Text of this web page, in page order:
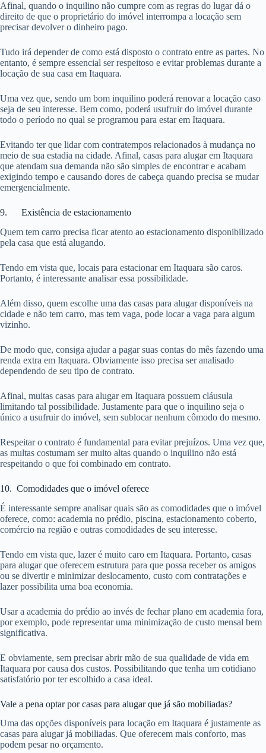
Afinal, quando o inquilino não cumpre com as regras do lugar dá o
direito de que o proprietário do imóvel interrompa a locação sem
precisar devolver o dinheiro pago.
Tudo irá depender de como está disposto o contrato entre as partes. No
entanto, é sempre essencial ser respeitoso e evitar problemas durante a
locação de sua casa em Itaquara.
Uma vez que, sendo um bom inquilino poderá renovar a locação caso
seja de seu interesse. Bem como, poderá usufruir do imóvel durante
todo o período no qual se programou para estar em Itaquara.
Evitando ter que lidar com contratempos relacionados à mudança no
meio de sua estadia na cidade. Afinal, casas para alugar em Itaquara
que atendam sua demanda não são simples de encontrar e acabam
exigindo tempo e causando dores de cabeça quando precisa se mudar
emergencialmente.
9. Existência de estacionamento
Quem tem carro precisa ficar atento ao estacionamento disponibilizado
pela casa que está alugando.
Tendo em vista que, locais para estacionar em Itaquara são caros.
Portanto, é interessante analisar essa possibilidade.
Além disso, quem escolhe uma das casas para alugar disponíveis na
cidade e não tem carro, mas tem vaga, pode locar a vaga para algum
vizinho.
De modo que, consiga ajudar a pagar suas contas do mês fazendo uma
renda extra em Itaquara. Obviamente isso precisa ser analisado
dependendo de seu tipo de contrato.
Afinal, muitas casas para alugar em Itaquara possuem cláusula
limitando tal possibilidade. Justamente para que o inquilino seja o
único a usufruir do imóvel, sem sublocar nenhum cômodo do mesmo.
Respeitar o contrato é fundamental para evitar prejuízos. Uma vez que,
as multas costumam ser muito altas quando o inquilino não está
respeitando o que foi combinado em contrato.
10. Comodidades que o imóvel oferece
É interessante sempre analisar quais são as comodidades que o imóvel
oferece, como: academia no prédio, piscina, estacionamento coberto,
comércio na região e outras comodidades de seu interesse.
Tendo em vista que, lazer é muito caro em Itaquara. Portanto, casas
para alugar que oferecem estrutura para que possa receber os amigos
ou se divertir e minimizar deslocamento, custo com contratações e
lazer possibilita uma boa economia.
Usar a academia do prédio ao invés de fechar plano em academia fora,
por exemplo, pode representar uma minimização de custo mensal bem
significativa.
E obviamente, sem precisar abrir mão de sua qualidade de vida em
Itaquara por causa dos custos. Possibilitando que tenha um cotidiano
satisfatório por ter escolhido a casa ideal.
Vale a pena optar por casas para alugar que já são mobiliadas?
Uma das opções disponíveis para locação em Itaquara é justamente as
casas para alugar já mobiliadas. Que oferecem mais conforto, mas
podem pesar no orçamento.